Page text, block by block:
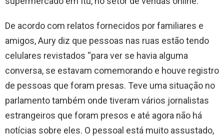
De acordo com relatos fornecidos por familiares e
amigos, Aury diz que pessoas nas ruas estão tendo
celulares revistados “para ver se havia alguma
conversa, se estavam comemorando e houve registro
de pessoas que foram presas. Teve uma situação no
parlamento também onde tiveram vários jornalistas
estrangeiros que foram presos e até agora não há
notícias sobre eles. O pessoal está muito assustado,